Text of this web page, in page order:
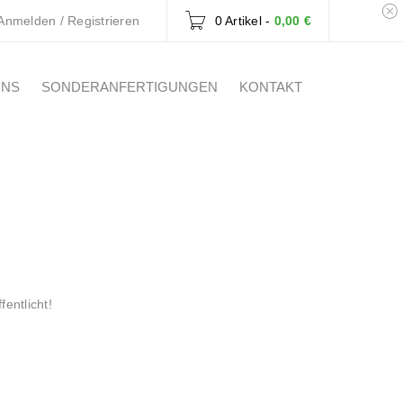
0 Artikel - 0,00 €
/ Registrieren
SONDERANFERTIGUNGEN KONTAKT